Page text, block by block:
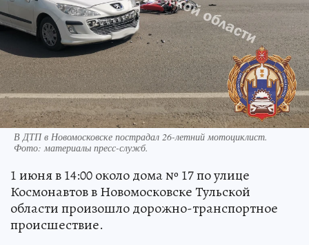
В ДТП в Новомосковске пострадал 26-летний мотоциклист.
Фото: материалы пресс-служб.
1 июня в 14:00 около дома № 17 по улице
Космонавтов в Новомосковске Тульской
области произошло дорожно-транспортное
происшествие.